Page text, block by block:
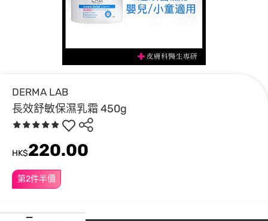
DERMA LAB
長效舒敏保濕乳霜 450g
第2件半價
HK$220.00